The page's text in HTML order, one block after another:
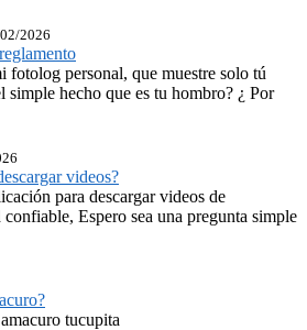
2026
fotolog personal, que muestre solo tú
hecho que es tu hombro? ¿ Por
videos?
para descargar videos de
Espero sea una pregunta simple
tucupita